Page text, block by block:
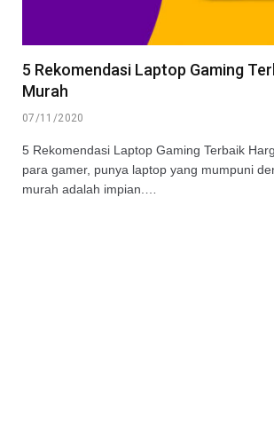
5 Rekomendasi Laptop Gaming
Murah
07/11/2020
5 Rekomendasi Laptop Gaming Terbaik
para gamer, punya laptop yang mumpuni
murah adalah impian.…